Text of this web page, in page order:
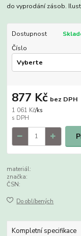
do vyprodání zásob.
Dostupnost
Číslo
1 061 Kč/ks
877 Kč bez DPH
materiál:
značka:
ČSN:
Do oblíbených
Kompletní specifikace